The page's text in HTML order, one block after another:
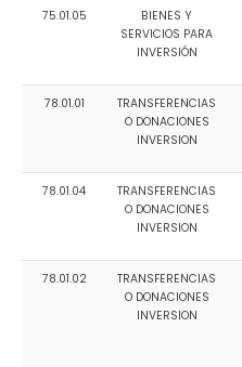
75.01.05
BIENES Y
SERVICIOS PARA
INVERSIÓN
78.01.01
TRANSFERENCIAS
O DONACIONES
INVERSION
78.01.04
TRANSFERENCIAS
O DONACIONES
INVERSION
78.01.02
TRANSFERENCIAS
O DONACIONES
INVERSION